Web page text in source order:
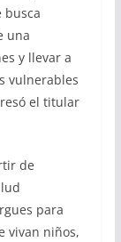
busca
una
y llevar a
vulnerables
el titular
de
para
vivan niños,